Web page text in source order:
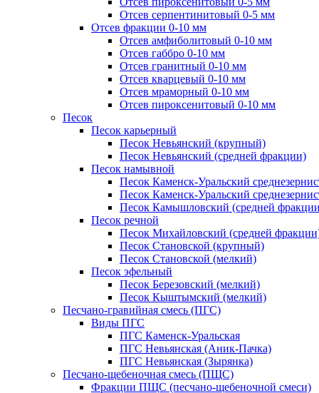
Отсев серпентинитовый 0-5 мм
Отсев фракции 0-10 мм
Отсев амфиболитовый 0-10 мм
Отсев габбро 0-10 мм
Отсев гранитный 0-10 мм
Отсев кварцевый 0-10 мм
Отсев мраморный 0-10 мм
Отсев пироксенитовый 0-10 мм
Песок
Песок карьерный
Песок Невьянский (крупный)
Песок Невьянский (средней фракции)
Песок намывной
Песок Каменск-Уральский
Песок Каменск-Уральский
Песок Камышловский (средней
Песок речной
Песок Михайловский (средней
Песок Становской (крупный)
Песок Становской (мелкий)
Песок эфельный
Песок Березовский (мелкий)
Песок Кыштымский (мелкий)
Песчано-гравийная смесь (ПГС)
Виды ПГС
ПГС Каменск-Уральская
ПГС Невьянская (Аник-Пачка)
ПГС Невьянская (Зырянка)
Песчано-щебеночная смесь (ПЩС)
Фракции ПЩС (песчано-щебеночной смеси)